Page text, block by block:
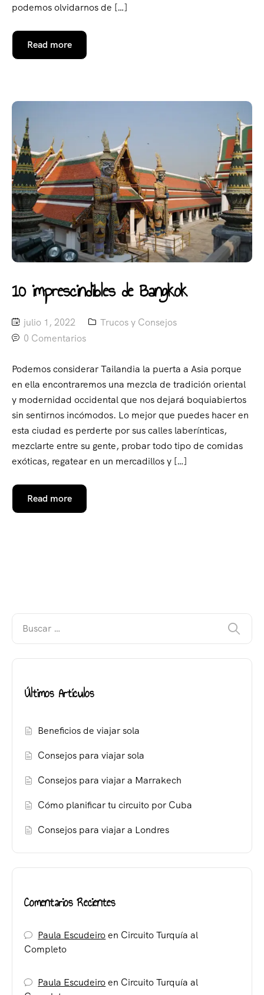
podemos olvidarnos de […]
Read more
10 imprescindibles de Bangkok
julio 1, 2022
Trucos y Consejos
0 Comentarios
Podemos considerar Tailandia la puerta a Asia porque
en ella encontraremos una mezcla de tradición oriental
y modernidad occidental que nos dejará boquiabiertos
sin sentirnos incómodos. Lo mejor que puedes hacer en
esta ciudad es perderte por sus calles laberínticas,
mezclarte entre su gente, probar todo tipo de comidas
exóticas, regatear en un mercadillos y […]
Read more
Últimos Artículos
Beneficios de viajar sola
Consejos para viajar sola
Consejos para viajar a Marrakech
Cómo planificar tu circuito por Cuba
Consejos para viajar a Londres
Comentarios Recientes
Paula Escudeiroen Circuito Turquía al
Completo
Paula Escudeiroen Circuito Turquía al